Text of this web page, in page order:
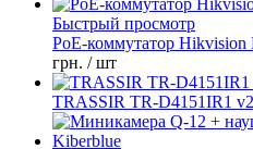
Быстрый просмотр
PoE-коммутатор
грн. / шт
TRASSIR TR-D4151IR1